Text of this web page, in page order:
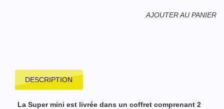
AJOUTER AU PANIER
DESCRIPTION
La Super mini est livrée dans un coffret comprenant 2